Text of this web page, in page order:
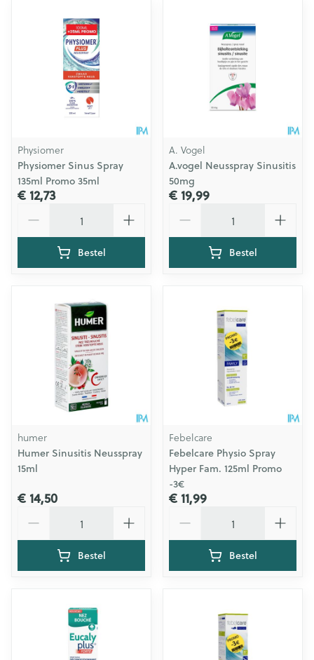
Physiomer
Physiomer Sinus Spray
135ml Promo 35ml
€ 12,73
Bestel
A. Vogel
A.vogel Neusspray Sinusitis
50mg
€ 19,99
Bestel
humer
Humer Sinusitis Neusspray
15ml
€ 14,50
Bestel
Febelcare
Febelcare Physio Spray
Hyper Fam. 125ml Promo
-3€
€ 11,99
Bestel